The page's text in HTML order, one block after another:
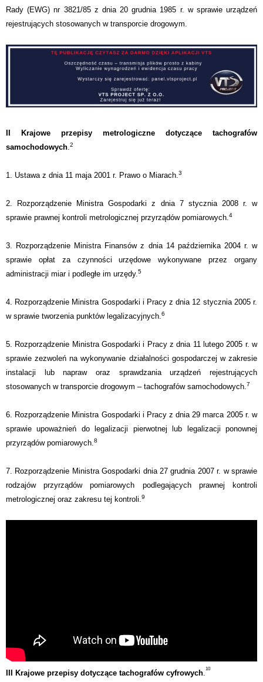
Rady (EWG) nr 3821/85 z dnia 20 grudnia 1985 r. w sprawie urządzeń
rejestrujących stosowanych w transporcie drogowym.
II Krajowe przepisy metrologiczne dotyczące tachografów
samochodowych.2
1. Ustawa z dnia 11 maja 2001 r. Prawo o Miarach.3
2. Rozporządzenie Ministra Gospodarki z dnia 7 stycznia 2008 r. w
sprawie prawnej kontroli metrologicznej przyrządów pomiarowych.4
3. Rozporządzenie Ministra Finansów z dnia 14 października 2004 r. w
sprawie opłat za czynności urzędowe wykonywane przez organy
administracji miar i podległe im urzędy.5
4. Rozporządzenie Ministra Gospodarki i Pracy z dnia 12 stycznia 2005 r.
w sprawie tworzenia punktów legalizacyjnych.6
5. Rozporządzenie Ministra Gospodarki i Pracy z dnia 11 lutego 2005 r. w
sprawie zezwoleń na wykonywanie działalności gospodarczej w zakresie
instalacji lub napraw oraz sprawdzania urządzeń rejestrujących
stosowanych w transporcie drogowym – tachografów samochodowych.7
6. Rozporządzenie Ministra Gospodarki i Pracy z dnia 29 marca 2005 r. w
sprawie upoważnień do legalizacji pierwotnej lub legalizacji ponownej
przyrządów pomiarowych.8
7. Rozporządzenie Ministra Gospodarki dnia 27 grudnia 2007 r. w sprawie
rodzajów przyrządów pomiarowych podlegających prawnej kontroli
metrologicznej oraz zakresu tej kontroli.9
III Krajowe przepisy dotyczące tachografów cyfrowych 10